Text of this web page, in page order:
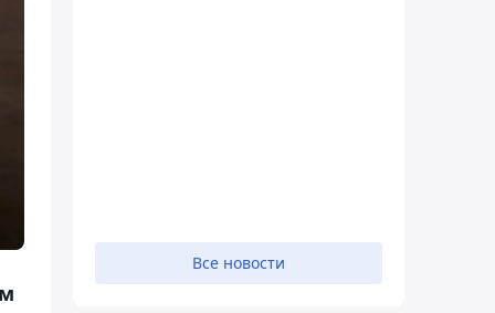
Все новости